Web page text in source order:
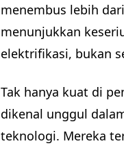
menembus lebih
menunjukkan
elektrifikasi, bukan
Tak hanya kuat di
dikenal unggul
teknologi. Mereka